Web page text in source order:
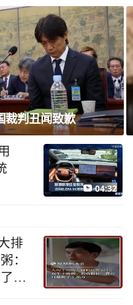
虑退出伊战方案
04:32
排
：
个